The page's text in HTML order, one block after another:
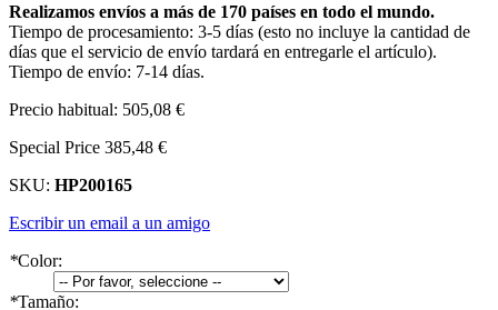
Realizamos envíos a más de 170 países en todo el mundo.
Tiempo de procesamiento: 3-5 días (esto no incluye la cantidad de
días que el servicio de envío tardará en entregarle el artículo).
Tiempo de envío: 7-14 días.
Precio habitual: 505,08 €
Special Price 385,48 €
SKU: HP200165
Escribir un email a un amigo
*Color:
*Tamaño: